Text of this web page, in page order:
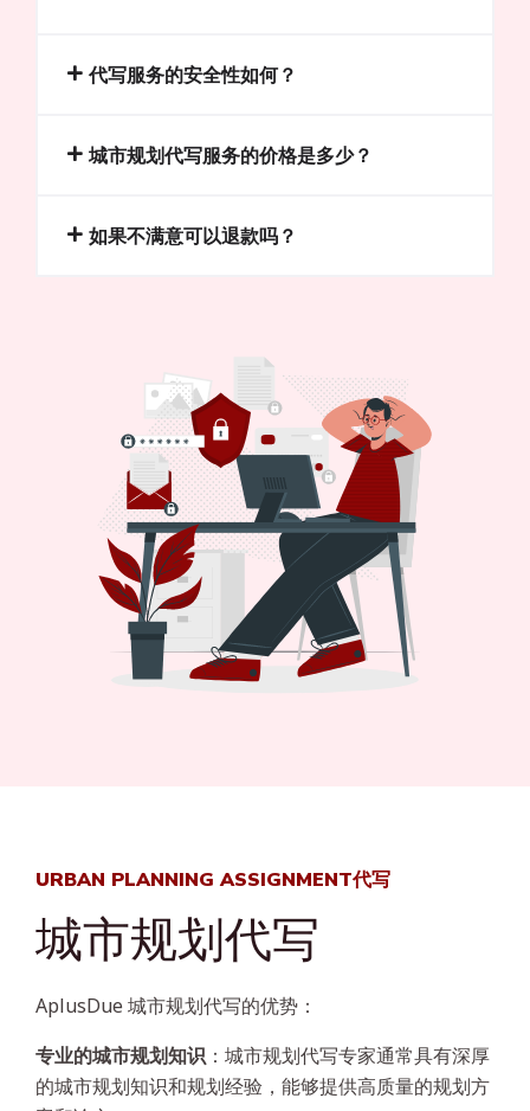
代写服务的安全性如何？
城市规划代写服务的价格是多少？
如果不满意可以退款吗？
URBAN PLANNING ASSIGNMENT代写
城市规划代写
AplusDue 城市规划代写的优势：
专业的城市规划知识 ：城市规划代写专家通常具有深厚
的城市规划知识和规划经验，能够提供高质量的规划方